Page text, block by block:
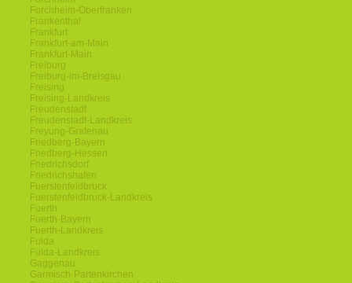
Forchheim-Oberfranken
Frankenthal
Frankfurt
Frankfurt-am-Main
Frankfurt-Main
Freiburg
Freiburg-im-Breisgau
Freising
Freising-Landkreis
Freudenstadt
Freudenstadt-Landkreis
Freyung-Grafenau
Friedberg-Bayern
Friedberg-Hessen
Friedrichsdorf
Friedrichshafen
Fuerstenfeldbruck
Fuerstenfeldbruck-Landkreis
Fuerth
Fuerth-Bayern
Fuerth-Landkreis
Fulda
Fulda-Landkreis
Gaggenau
Garmisch-Partenkirchen